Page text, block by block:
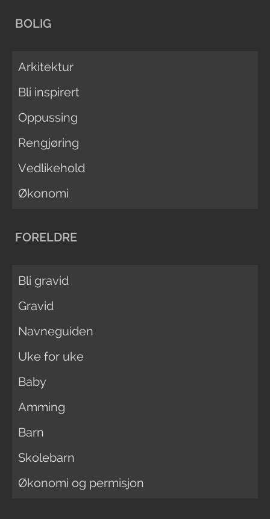
BOLIG
Arkitektur
Bli inspirert
Oppussing
Rengjøring
Vedlikehold
Økonomi
FORELDRE
Bli gravid
Gravid
Navneguiden
Uke for uke
Baby
Amming
Barn
Skolebarn
Økonomi og permisjon